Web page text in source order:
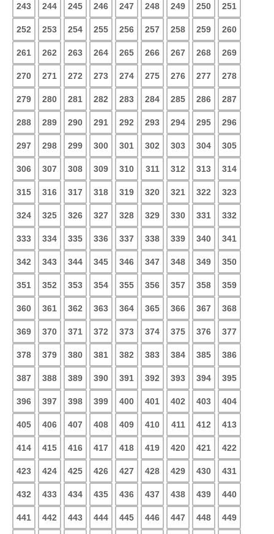
243 244 245 246 247 248 249 250 251
252 253 254 255 256 257 258 259 260
261 262 263 264 265 266 267 268 269
270 271 272 273 274 275 276 277 278
279 280 281 282 283 284 285 286 287
288 289 290 291 292 293 294 295 296
297 298 299 300 301 302 303 304 305
306 307 308 309 310 311 312 313 314
315 316 317 318 319 320 321 322 323
324 325 326 327 328 329 330 331 332
333 334 335 336 337 338 339 340 341
342 343 344 345 346 347 348 349 350
351 352 353 354 355 356 357 358 359
360 361 362 363 364 365 366 367 368
369 370 371 372 373 374 375 376 377
378 379 380 381 382 383 384 385 386
387 388 389 390 391 392 393 394 395
396 397 398 399 400 401 402 403 404
405 406 407 408 409 410 411 412 413
414 415 416 417 418 419 420 421 422
423 424 425 426 427 428 429 430 431
432 433 434 435 436 437 438 439 440
441 442 443 444 445 446 447 448 449